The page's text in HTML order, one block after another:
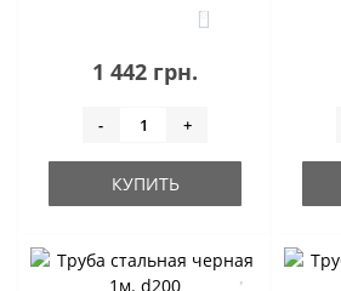
0
1 442 грн.
- +
КУПИТЬ